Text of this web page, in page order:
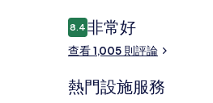
的
相
集
評
論
8.48.4 分，滿分 10 分，
非常好
查看 1,005 則評論
熱門設施服務